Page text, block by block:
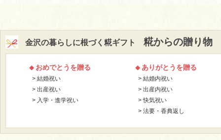
金沢の暮らしに根づく糀ギフト 糀からの贈り物
おめでとうを贈る
結婚祝い
出産祝い
入学・進学祝い
ありがとうを贈る
結婚内祝い
出産内祝い
快気祝い
法要・香典返し